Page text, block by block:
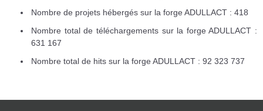
Nombre de projets hébergés sur la forge ADULLACT : 418
Nombre total de téléchargements sur la forge ADULLACT :
631 167
Nombre total de hits sur la forge ADULLACT : 92 323 737